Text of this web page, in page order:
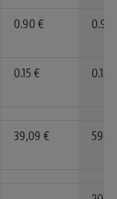
0.90 € 0.90
0.15 € 0.15 €
39,09 €